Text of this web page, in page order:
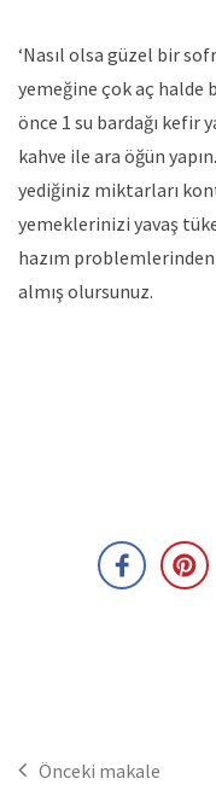
‘Nasıl olsa güzel bir
yemeğine çok aç halde
önce 1 su bardağı kefir
kahve ile ara öğün
yediğiniz miktarları
yemeklerinizi yavaş
hazım
almış olursunuz.
Önceki makale